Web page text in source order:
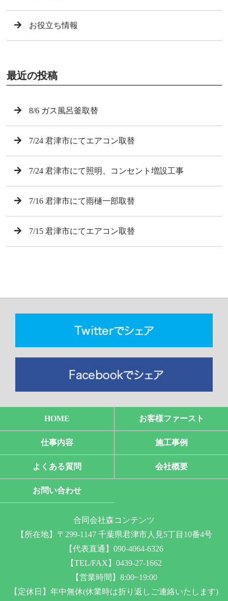
お役立ち情報
最近の投稿
8/6 ガス風呂釜取替
7/24 君津市にてエアコン取替
7/24 君津市にて照明、コンセント増設工事
7/16 君津市にて雨樋一部取替
7/15 君津市にてエアコン取替
HOME お客様ファースト
仕事内容 施工事例
よくある質問 会社概要
お問い合わせ
合同会社森コンテンツ
【所在地】〒299-1147 千葉県君津市人見5丁目10番4号
【代表直通】090-4064-6326
【TEL/FAX】0439-27-1662
【営業時間】8:00~19:00
【定休日】年中無休(休業時は折り返しご連絡いたします)